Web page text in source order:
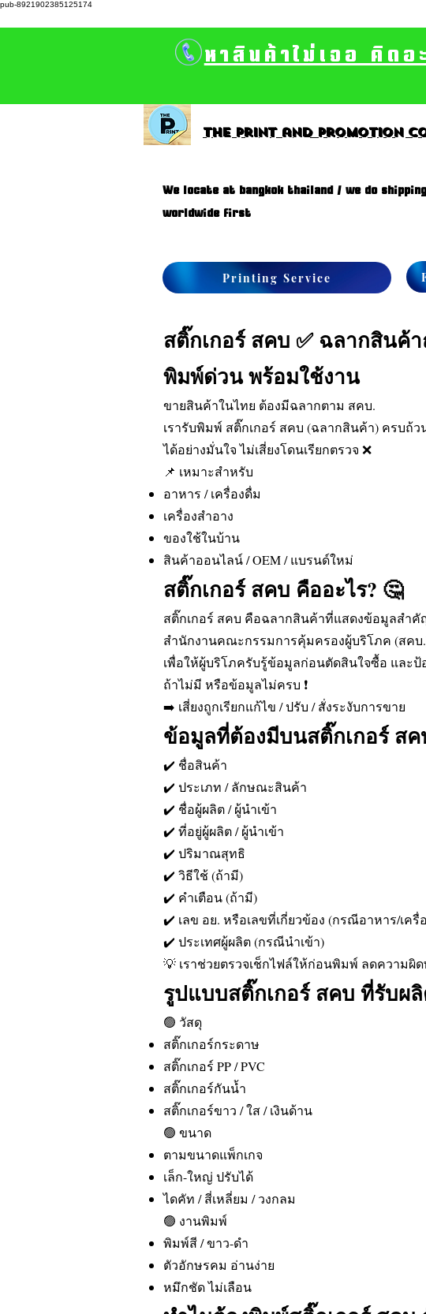
pub-8921902385125174
หาสินค้าไม่เจอ คิด
The print and promotion
We locate at bangkok thailand / we do shipping
worldwide first
Printing Service
สติ๊กเกอร์ สคบ ✅ ฉลากสินค้
พิมพ์ด่วน พร้อมใช้งาน
ขายสินค้าในไทย ต้องมีฉลากตาม สคบ.
เรารับพิมพ์ สติ๊กเกอร์ สคบ (ฉลากสินค้า) ครบ
ได้อย่างมั่นใจ ไม่เสี่ยงโดนเรียกตรวจ ❌
📌 เหมาะสำหรับ
อาหาร / เครื่องดื่ม
เครื่องสำอาง
ของใช้ในบ้าน
สินค้าออนไลน์ / OEM / แบรนด์ใหม่
สติ๊กเกอร์ สคบ คืออะไร? 🤔
สติ๊กเกอร์ สคบ คือฉลากสินค้าที่แสดงข้อมูลสำ
สำนักงานคณะกรรมการคุ้มครองผู้บริโภค (สคบ
เพื่อให้ผู้บริโภครับรู้ข้อมูลก่อนตัดสินใจซื้อ และป้
ถ้าไม่มี หรือข้อมูลไม่ครบ ❗
➡️ เสี่ยงถูกเรียกแก้ไข / ปรับ / สั่งระงับการขาย
ข้อมูลที่ต้องมีบนสติ๊กเกอร์ สค
✔️ ชื่อสินค้า
✔️ ประเภท / ลักษณะสินค้า
✔️ ชื่อผู้ผลิต / ผู้นำเข้า
✔️ ที่อยู่ผู้ผลิต / ผู้นำเข้า
✔️ ปริมาณสุทธิ
✔️ วิธีใช้ (ถ้ามี)
✔️ คำเตือน (ถ้ามี)
✔️ เลข อย. หรือเลขที่เกี่ยวข้อง (กรณีอาหาร/เครื่
✔️ ประเทศผู้ผลิต (กรณีนำเข้า)
💡 เราช่วยตรวจเช็กไฟล์ให้ก่อนพิมพ์ ลดความผิ
รูปแบบสติ๊กเกอร์ สคบ ที่รับผ
🟢 วัสดุ
สติ๊กเกอร์กระดาษ
สติ๊กเกอร์ PP / PVC
สติ๊กเกอร์กันน้ำ
สติ๊กเกอร์ขาว / ใส / เงินด้าน
🟢 ขนาด
ตามขนาดแพ็กเกจ
เล็ก-ใหญ่ ปรับได้
ไดคัท / สี่เหลี่ยม / วงกลม
🟢 งานพิมพ์
พิมพ์สี / ขาว-ดำ
ตัวอักษรคม อ่านง่าย
หมึกชัด ไม่เลือน